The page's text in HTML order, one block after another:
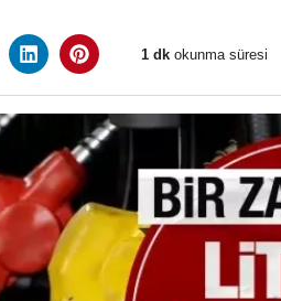
1 dk okunma süresi